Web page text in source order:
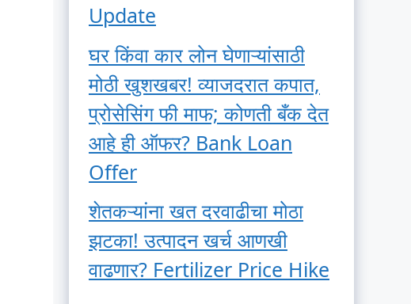
Update
घर किंवा कार लोन घेणाऱ्यांसाठी
मोठी खुशखबर! व्याजदरात कपात,
प्रोसेसिंग फी माफ; कोणती बँक देत
आहे ही ऑफर? Bank Loan
Offer
शेतकऱ्यांना खत दरवाढीचा मोठा
झटका! उत्पादन खर्च आणखी
वाढणार? Fertilizer Price Hike